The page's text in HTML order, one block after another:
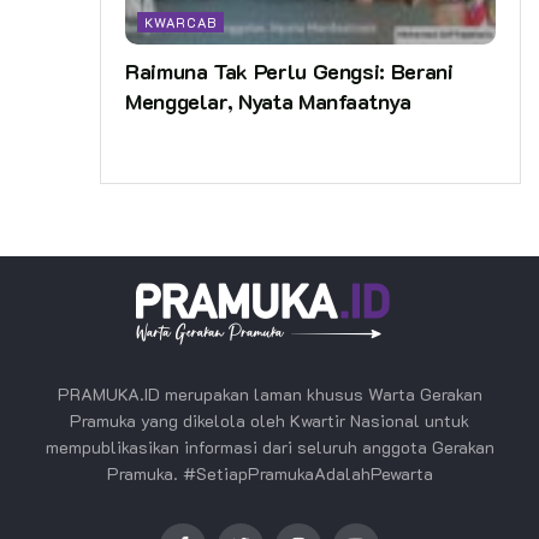
KWARCAB
Raimuna Tak Perlu Gengsi: Berani
Menggelar, Nyata Manfaatnya
PRAMUKA.ID merupakan laman khusus Warta Gerakan
Pramuka yang dikelola oleh Kwartir Nasional untuk
mempublikasikan informasi dari seluruh anggota Gerakan
Pramuka. #SetiapPramukaAdalahPewarta